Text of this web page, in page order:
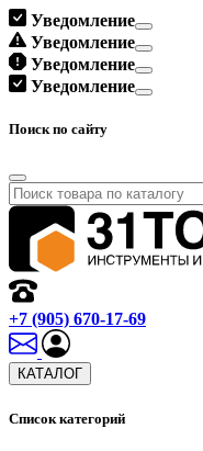
Уведомление
Уведомление
Уведомление
Уведомление
Поиск по сайту
+7 (905) 670-17-69
КАТАЛОГ
Список категорий